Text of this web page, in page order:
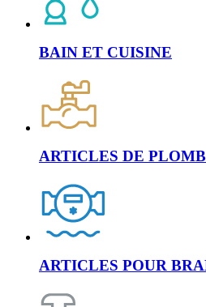
BAIN ET CUISINE
ARTICLES DE
ARTICLES POUR